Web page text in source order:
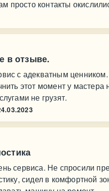
просто контакты
в отзыве.
с адекватным
этот момент у
не грузят.
сервиса. Не спросили
сидел в комфортной